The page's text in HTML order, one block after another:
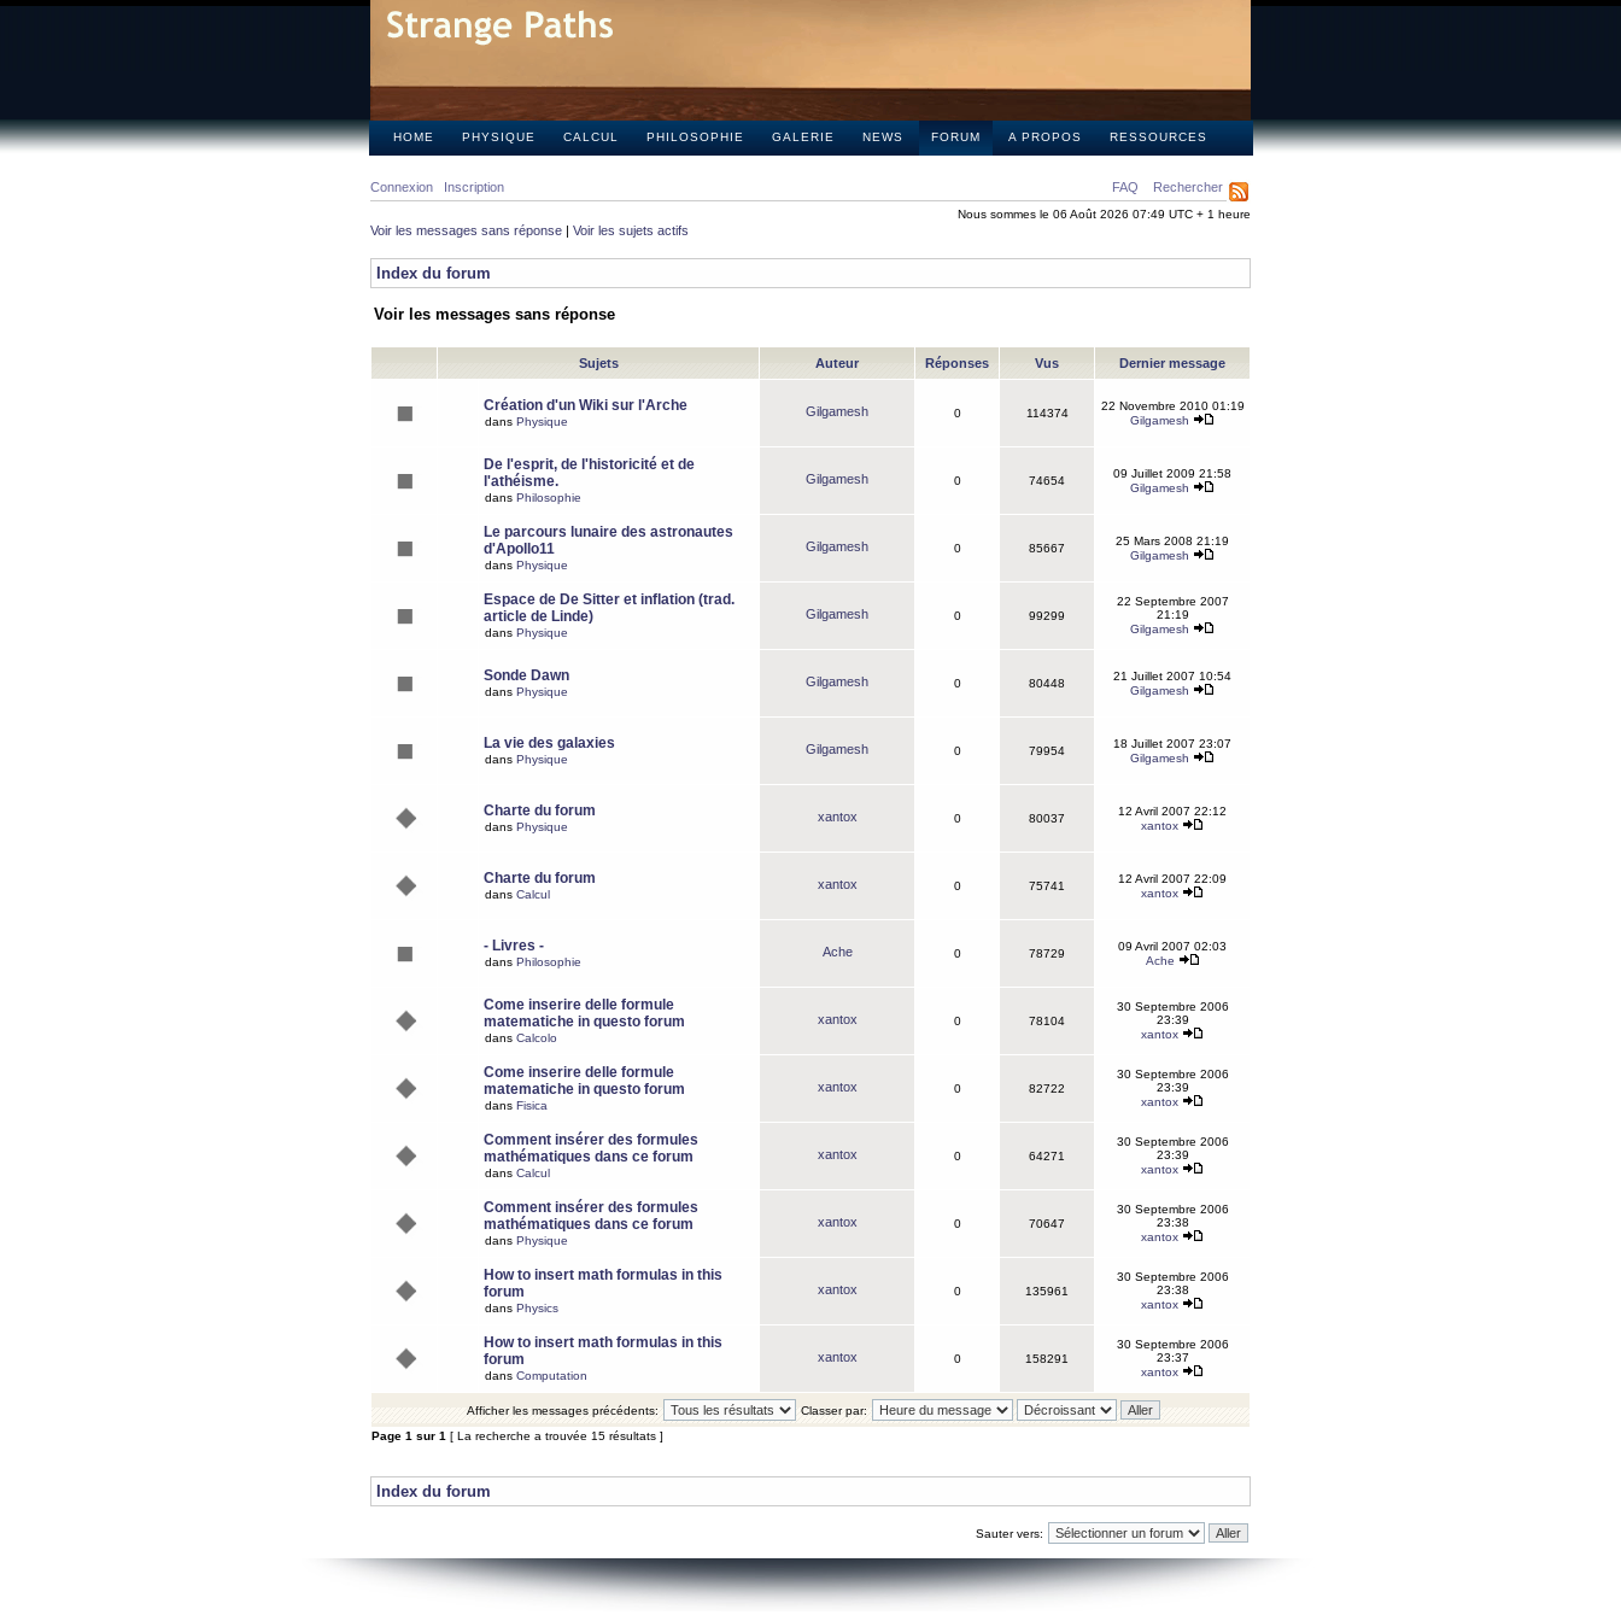
HOME PHYSIQUE CALCUL PHILOSOPHIE GALERIE NEWS FORUM A PROPOS RESSOURCES
FAQ Rechercher
Connexion Inscription
Nous sommes le 06 Août 2026 07:49 UTC + 1 heure
Voir les messages sans réponse | Voir les sujets actifs
Index du forum
Voir les messages sans réponse
Sujets Auteur Réponses Vus Dernier message
Création d'un Wiki sur l'Arche
dans Physique
Gilgamesh 0 114374
22 Novembre 2010 01:19
Gilgamesh
De l'esprit, de l'historicité et de
l'athéisme.
dans Philosophie
Gilgamesh 0 74654
09 Juillet 2009 21:58
Gilgamesh
Le parcours lunaire des astronautes
d'Apollo11
dans Physique
Gilgamesh 0 85667
25 Mars 2008 21:19
Gilgamesh
Espace de De Sitter et inflation (trad.
article de Linde)
dans Physique
Gilgamesh 0 99299
22 Septembre 2007
21:19
Gilgamesh
Sonde Dawn
dans Physique
Gilgamesh 0 80448
21 Juillet 2007 10:54
Gilgamesh
La vie des galaxies
dans Physique
Gilgamesh 0 79954
18 Juillet 2007 23:07
Gilgamesh
Charte du forum
dans Physique
xantox 0 80037
12 Avril 2007 22:12
xantox
Charte du forum
dans Calcul
xantox 0 75741
12 Avril 2007 22:09
xantox
- Livres -
dans Philosophie
Ache 0 78729
09 Avril 2007 02:03
Ache
Come inserire delle formule
matematiche in questo forum
dans Calcolo
xantox 0 78104
30 Septembre 2006
23:39
xantox
Come inserire delle formule
matematiche in questo forum
dans Fisica
xantox 0 82722
30 Septembre 2006
23:39
xantox
Comment insérer des formules
mathématiques dans ce forum
dans Calcul
xantox 0 64271
30 Septembre 2006
23:39
xantox
Comment insérer des formules
mathématiques dans ce forum
dans Physique
xantox 0 70647
30 Septembre 2006
23:38
xantox
How to insert math formulas in this
forum
dans Physics
xantox 0 135961
30 Septembre 2006
23:38
xantox
How to insert math formulas in this
forum
dans Computation
xantox 0 158291
30 Septembre 2006
23:37
xantox
Afficher les messages précédents:
Classer par:
Page 1 sur 1 [ La recherche a trouvée 15 résultats ]
Index du forum
Sauter vers: